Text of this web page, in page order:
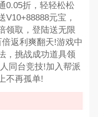
0.05折，轻轻松松
元宝，
领取，登陆送无限
返利爽翻天!游戏中
，挑战成功道具领
同台竞技!加入帮派
不再孤单!